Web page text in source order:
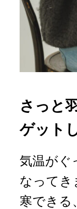
さっと
ゲット
気温がぐ
なってき
寒できる